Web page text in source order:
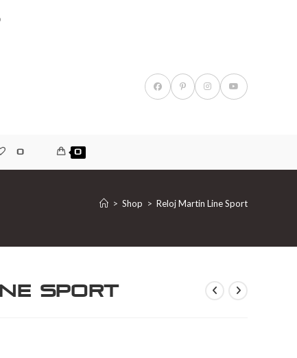
0 0
> Shop > Reloj Martin Line Sport
Sport